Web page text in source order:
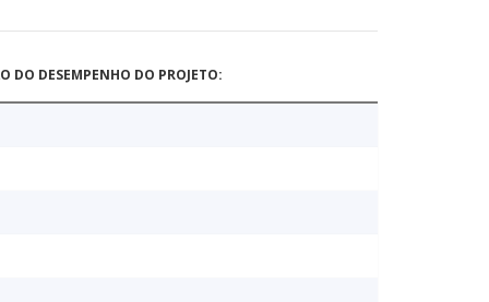
DO DESEMPENHO DO PROJETO: